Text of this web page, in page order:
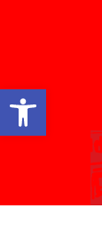
Open toolbar